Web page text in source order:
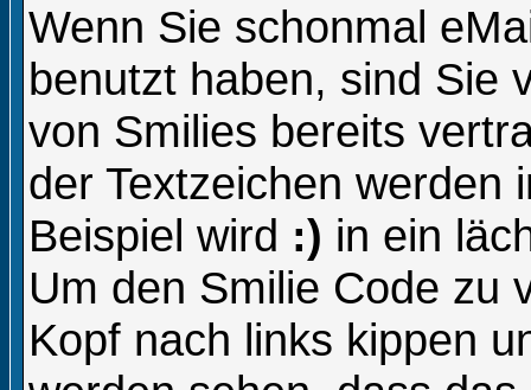
Wenn Sie schonmal
benutzt haben, sind Sie
von Smilies bereits
der Textzeichen werden
Beispiel wird :) in ein
Um den Smilie Code zu
Kopf nach links kippen